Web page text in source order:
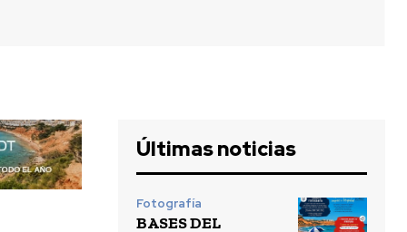
Últimas noticias
Fotografía
BASES DEL